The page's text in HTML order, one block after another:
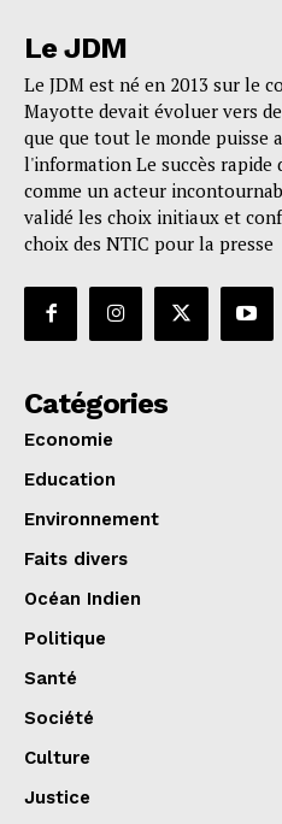
Le JDM
Le JDM est né en 2013 sur le
Mayotte devait évoluer vers
que que tout le monde puisse
l'information Le succès rapide
comme un acteur
validé les choix initiaux et
choix des NTIC pour la presse
Catégories
Economie
Education
Environnement
Faits divers
Océan Indien
Politique
Santé
Société
Culture
Justice